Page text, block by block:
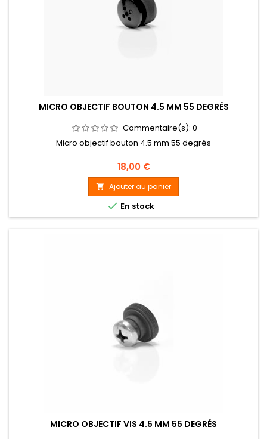
MICRO OBJECTIF BOUTON 4.5 MM 55 DEGRÉS
Commentaire(s): 0
Micro objectif bouton 4.5 mm 55 degrés
Prix
18,00 €
 Ajouter au panier
 En stock
MICRO OBJECTIF VIS 4.5 MM 55 DEGRÉS